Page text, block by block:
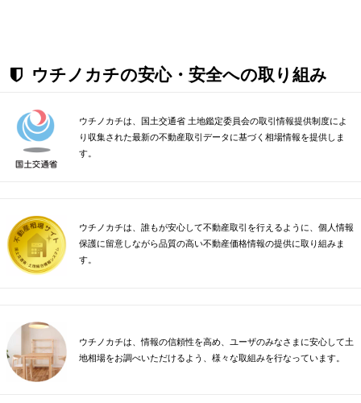
ウチノカチの安心・安全への取り組み
ウチノカチは、国土交通省 土地鑑定委員会の取引情報提供制度によ
り収集された最新の不動産取引データに基づく相場情報を提供しま
す。
ウチノカチは、誰もが安心して不動産取引を行えるように、個人情報
保護に留意しながら品質の高い不動産価格情報の提供に取り組みま
す。
ウチノカチは、情報の信頼性を高め、ユーザのみなさまに安心して土
地相場をお調べいただけるよう、様々な取組みを行なっています。